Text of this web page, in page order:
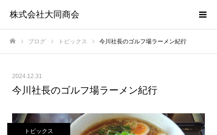
株式会社大同商会
ブログ トピックス 今川社長のゴルフ場ラーメン紀行
2024.12.31
今川社長のゴルフ場ラーメン紀行
トピックス